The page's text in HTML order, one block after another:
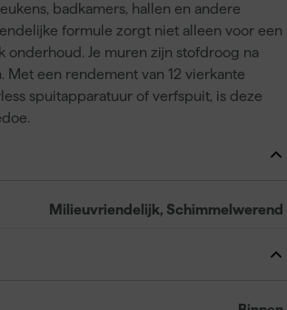
badkamers, hallen en andere
formule zorgt niet alleen voor een
Je muren zijn stofdroog na
een rendement van 12 vierkante
spuitapparatuur of verfspuit, is deze
Milieuvriendelijk, Schimmelwerend